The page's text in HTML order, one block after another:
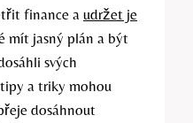
finance a udržet je
mít jasný plán a být
svých
a triky mohou
dosáhnout